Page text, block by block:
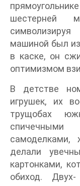
шестерней
машиной был
в каске, он
оптимизмом
В детстве
игрушек, их
трущобах
самоделками,
делали
картонками,
обиход.